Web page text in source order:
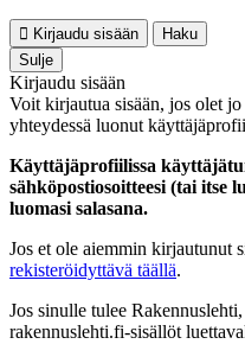
Kirjaudu sisään
Haku
Sulje
Kirjaudu sisään
Voit kirjautua sisään, jos olet
yhteydessä luonut
Käyttäjäprofiilissa
sähköpostiosoitteesi (tai itse
luomasi salasana.
Jos et ole aiemmin kirjautunut
rekisteröidyttävä täällä.
Jos sinulle tulee
rakennuslehti.fi-sisällöt